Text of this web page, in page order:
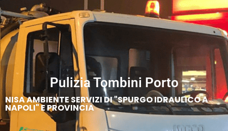
Pulizia Tombini Porto
NISA AMBIENTE SERVIZI DI "SPURGO IDRAULICO A
NAPOLI" E PROVINCIA